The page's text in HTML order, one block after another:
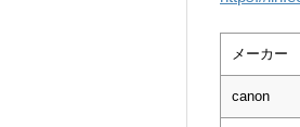
メーカー
canon